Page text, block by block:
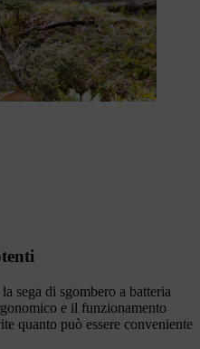
sega di sgombero a batteria
e il funzionamento
quanto può essere conveniente